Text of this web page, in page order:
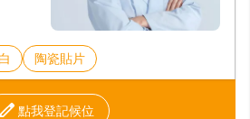
陶瓷貼片
點我登記候位